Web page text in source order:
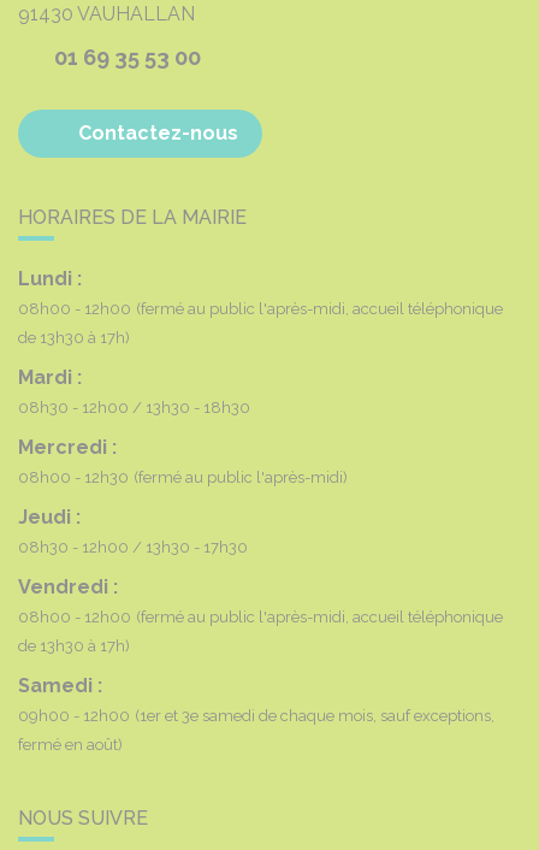
91430 VAUHALLAN
01 69 35 53 00
Contactez-nous
HORAIRES DE LA MAIRIE
Lundi :
08h00 - 12h00 (fermé au public l'après-midi, accueil téléphonique
de 13h30 à 17h)
Mardi :
08h30 - 12h00 13h30 - 18h30
Mercredi :
08h00 - 12h30 (fermé au public l'après-midi)
Jeudi :
08h30 - 12h00 13h30 - 17h30
Vendredi :
08h00 - 12h00 (fermé au public l'après-midi, accueil téléphonique
de 13h30 à 17h)
Samedi :
09h00 - 12h00 (1er et 3e samedi de chaque mois, sauf exceptions,
fermé en août)
NOUS SUIVRE